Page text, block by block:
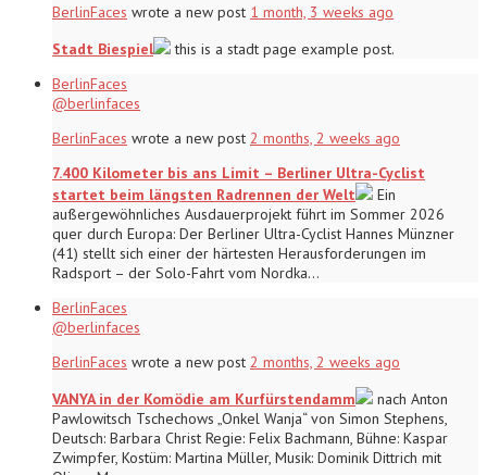
BerlinFaces wrote a new post 1 month, 3 weeks ago
Stadt Biespiel
this is a stadt page example post.
BerlinFaces
@berlinfaces
BerlinFaces wrote a new post 2 months, 2 weeks ago
7.400 Kilometer bis ans Limit – Berliner Ultra-Cyclist
startet beim längsten Radrennen der Welt
Ein
außergewöhnliches Ausdauerprojekt führt im Sommer 2026
quer durch Europa: Der Berliner Ultra-Cyclist Hannes Münzner
(41) stellt sich einer der härtesten Herausforderungen im
Radsport – der Solo-Fahrt vom Nordka…
BerlinFaces
@berlinfaces
BerlinFaces wrote a new post 2 months, 2 weeks ago
VANYA in der Komödie am Kurfürstendamm
nach Anton
Pawlowitsch Tschechows „Onkel Wanja“ von Simon Stephens,
Deutsch: Barbara Christ Regie: Felix Bachmann, Bühne: Kaspar
Zwimpfer, Kostüm: Martina Müller, Musik: Dominik Dittrich mit